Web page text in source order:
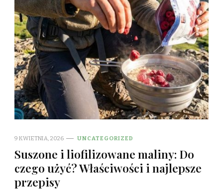
9 KWIETNIA, 2026 UNCATEGORIZED
Suszone i liofilizowane maliny: Do
czego użyć? Właściwości i najlepsze
przepisy